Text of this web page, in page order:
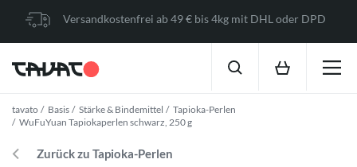
Versandkostenfrei ab 49 € bis 4kg mit DHL oder DPD
tavato Basis Stärke & Bindemittel
Tapioka-Perlen
WuFuYuan Tapiokaperlen schwarz, 250 g
Zurück zu Tapioka-Perlen